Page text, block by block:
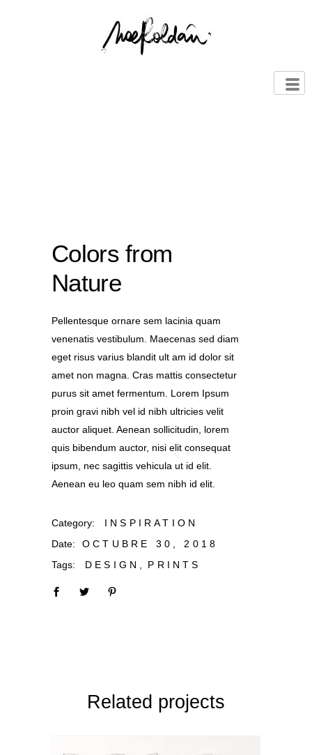
Colors from
Nature
Pellentesque ornare sem lacinia quam
venenatis vestibulum. Maecenas sed diam
eget risus varius blandit ult am id dolor sit
amet non magna. Cras mattis consectetur
purus sit amet fermentum. Lorem Ipsum
proin gravi nibh vel id nibh ultricies velit
auctor aliquet. Aenean sollicitudin, lorem
quis bibendum auctor, nisi elit consequat
ipsum, nec sagittis vehicula ut id elit.
Aenean eu leo quam sem nibh id elit.
Category:
INSPIRATION
Date:
OCTUBRE 30, 2018
Tags:
DESIGN PRINTS
Related projects